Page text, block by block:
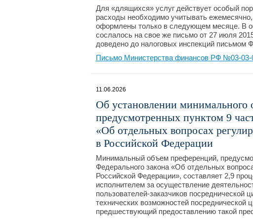
Для «длящихся» услуг действует особый
расходы необходимо учитывать
оформлены только в следующем месяце. В
сослалось на свое же письмо от 27 июля
доведено до налоговых инспекций письмом
Письмо Министерства финансов РФ №03-03-
11.06.2026
Об установлении минимального
предусмотренных пунктом 9
«Об отдельных вопросах
в Российской Федерации
Минимальный объем преференций,
Федерального закона «Об отдельных
Российской Федерации», составляет 2,9
исполнителем за осуществление
пользователей-заказчиков
технических возможностей
предшествующий предоставлению такой